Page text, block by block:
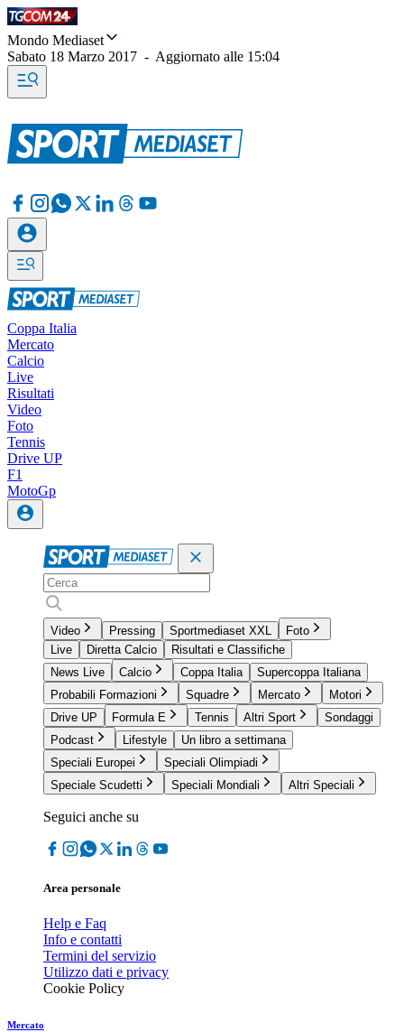
Mondo Mediaset
Sabato 18 Marzo 2017 - Aggiornato alle 15:04
Coppa Italia
Mercato
Calcio
Live
Risultati
Video
Foto
Tennis
Drive UP
F1
MotoGp
Video Pressing Sportmediaset XXL
Foto
Live
Diretta Calcio
Risultati e Classifiche
News Live
Calcio Coppa Italia
Supercoppa Italiana
Probabili Formazioni
Squadre Mercato
Motori
Drive UP
Formula E Tennis Altri Sport
Sondaggi
Podcast
Lifestyle
Un libro a settimana
Speciali Europei
Speciali Olimpiadi
Speciale Scudetti
Speciali Mondiali Altri Speciali
Seguici anche su
Area personale
Help e Faq
Info e contatti
Termini del servizio
Utilizzo dati e privacy
Cookie Policy
Mercato